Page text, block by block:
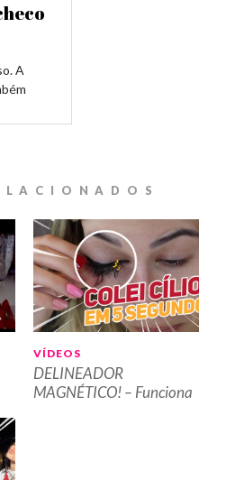
A
VÍDEOS
DELINEADOR
MAGNÉTICO! – Funciona